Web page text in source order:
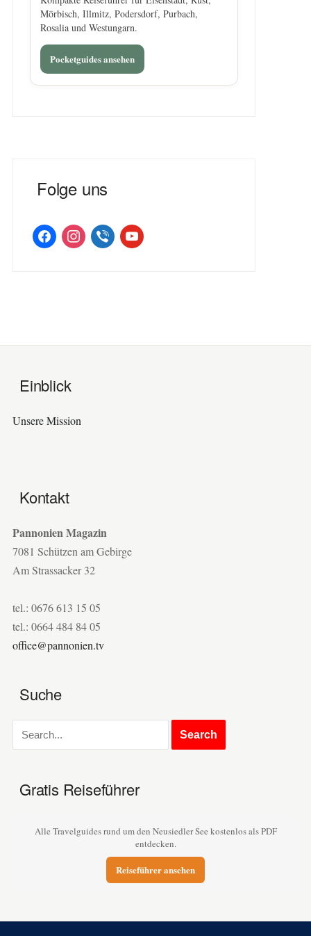
Mörbisch, Illmitz, Podersdorf, Purbach,
Rosalia und Westungarn.
Pocketguides ansehen
Folge uns
facebookinstagramviber youtube
Einblick
Unsere Mission
Kontakt
Pannonien Magazin
7081 Schützen am Gebirge
Am Strassacker 32
tel.: 0676 613 15 05
tel.: 0664 484 84 05
office@pannonien.tv
Suche
Gratis Reiseführer
Alle Travelguides rund um den Neusiedler See kostenlos als PDF
entdecken.
Reiseführer ansehen